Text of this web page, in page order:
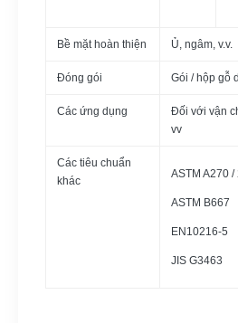
Bề mặt hoàn thiện Ủ, ngâm, v.v.
Đóng gói Gói / hộp gỗ
Các ứng dụng
Đối với vận
vv
Các tiêu chuẩn
khác
ASTM A270 /
ASTM B667
EN10216-5
JIS G3463